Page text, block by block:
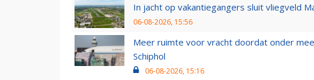
In jacht op vakantiegangers sluit vliegveld
06-08-2026, 15:56
Meer ruimte voor vracht doordat onder
Schiphol
06-08-2026, 15:16